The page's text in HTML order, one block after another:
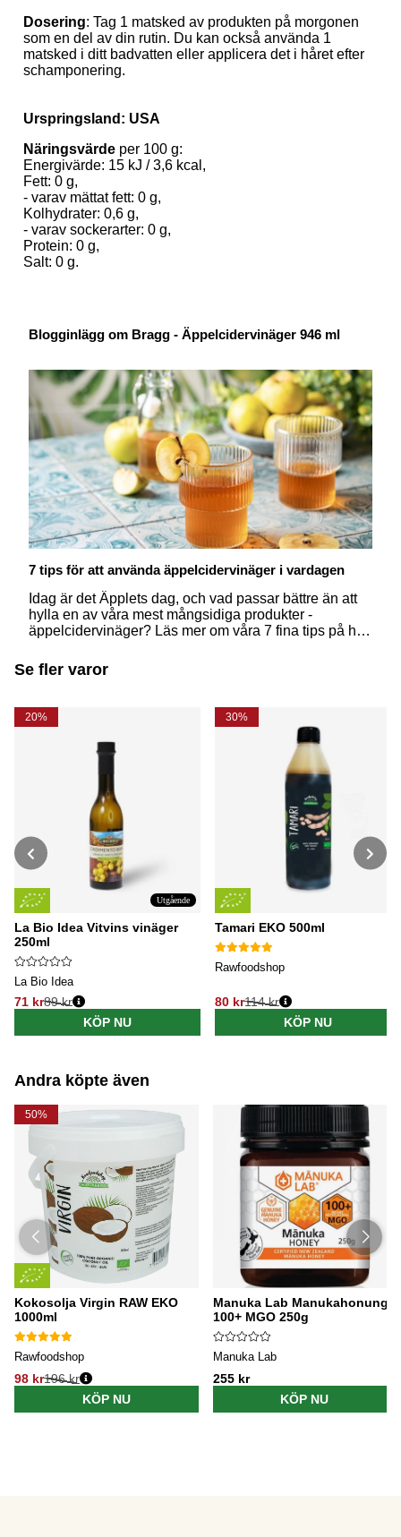
Dosering: Tag 1 matsked av produkten på morgonen
som en del av din rutin. Du kan också använda 1
matsked i ditt badvatten eller applicera det i håret efter
schamponering.
Urspringsland: USA
Näringsvärde per 100 g:
Energivärde: 15 kJ / 3,6 kcal,
Fett: 0 g,
- varav mättat fett: 0 g,
Kolhydrater: 0,6 g,
- varav sockerarter: 0 g,
Protein: 0 g,
Salt: 0 g.
Blogginlägg om Bragg - Äppelcidervinäger 946 ml
7 tips för att använda äppelcidervinäger i vardagen
Idag är det Äpplets dag, och vad passar bättre än att
hylla en av våra mest mångsidiga produkter -
äppelcidervinäger? Läs mer om våra 7 fina tips på hur
och kanske få in en ny rutin eller två?
Se fler varor
20%
Utgående
La Bio Idea Vitvins vinäger
250ml
La Bio Idea
71 kr
Ordinarie pris:
89 kr
KÖP NU
30%
Tamari EKO 500ml
Rawfoodshop
80 kr
Ordinarie pris:
114 kr
KÖP NU
Andra köpte även
50%
Kokosolja Virgin RAW EKO
1000ml
Rawfoodshop
98 kr196 kr
KÖP NU
Manuka Lab Manukahonung
100+ MGO 250g
Manuka Lab
255 kr
KÖP NU